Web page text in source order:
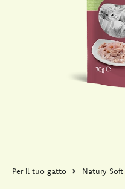
Per il tuo gatto Natury Soft